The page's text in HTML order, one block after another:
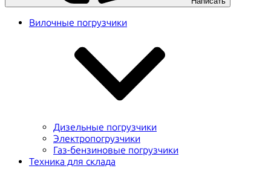
Вилочные погрузчики
Дизельные погрузчики
Электропогрузчики
Газ-бензиновые погрузчики
Техника для склада